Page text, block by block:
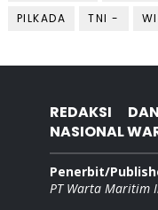
PILKADA
TNI -
REDAKSI
NASIONAL
Penerbit/
PT Warta Maritim